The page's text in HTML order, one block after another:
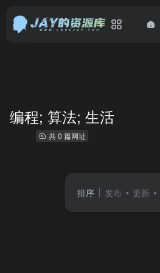
编程; 算法; 生活
共 0 篇网址
排序 发布 更新